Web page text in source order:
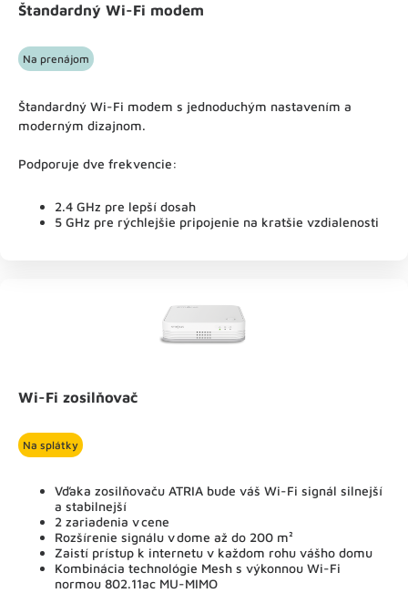
Štandardný Wi-Fi modem
Na prenájom
Štandardný Wi-Fi modem s jednoduchým nastavením a
moderným dizajnom.
Podporuje dve frekvencie:
2.4 GHz pre lepší dosah
5 GHz pre rýchlejšie pripojenie na kratšie vzdialenosti
Wi-Fi zosilňovač
Na splátky
Vďaka zosilňovaču ATRIA bude váš Wi-Fi signál silnejší
a stabilnejší
2 zariadenia v cene
Rozšírenie signálu v dome až do 200 m²
Zaistí prístup k internetu v každom rohu vášho domu
Kombinácia technológie Mesh s výkonnou Wi-Fi
normou 802.11ac MU-MIMO